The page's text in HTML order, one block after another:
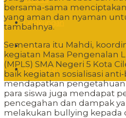
Lingkungan
Sudut Kota
Kesehatan
bersama-sama
yang aman dan nyaman
tambahnya.
Sementara itu Mahdi,
kegiatan Masa Pengenalan
(MPLS) SMA Negeri 5 Kota
baik kegiatan sosialisasi
mendapatkan
para siswa juga mendapat
pencegahan dan dampak
melakukan bullying kepada